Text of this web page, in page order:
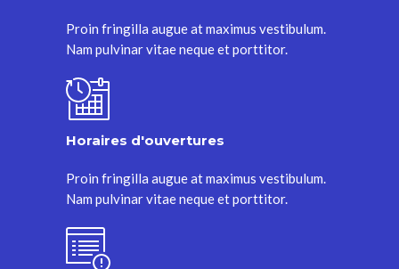
Proin fringilla augue at maximus vestibulum.
Nam pulvinar vitae neque et porttitor.
Horaires d'ouvertures
Proin fringilla augue at maximus vestibulum.
Nam pulvinar vitae neque et porttitor.